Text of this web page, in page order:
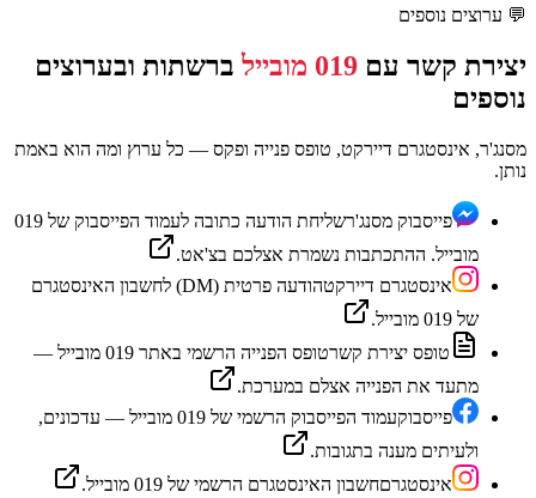
💬 ערוצים נוספים
יצירת קשר עם 019 מובייל
ברשתות ובערוצים
נוספים
מסנג'ר, אינסטגרם דיירקט, טופס פנייה ופקס — כל ערוץ ומה הוא באמת
נותן.
פייסבוק מסנג'ר
שליחת הודעה כתובה לעמוד הפייסבוק של 019
מובייל. ההתכתבות נשמרת אצלכם בצ'אט.
אינסטגרם דיירקט
הודעה פרטית (DM) לחשבון האינסטגרם
של 019 מובייל.
טופס יצירת קשר
טופס הפנייה הרשמי באתר 019 מובייל —
מתעד את הפנייה אצלם במערכת.
פייסבוק
עמוד הפייסבוק הרשמי של 019 מובייל — עדכונים,
ולעיתים מענה בתגובות.
אינסטגרםחשבון האינסטגרם הרשמי של 019 מובייל.